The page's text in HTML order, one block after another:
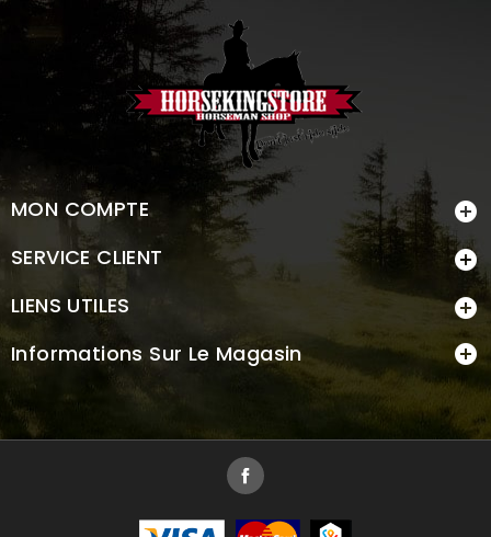
MON COMPTE 
SERVICE CLIENT 
LIENS UTILES 
Informations Sur Le Magasin 